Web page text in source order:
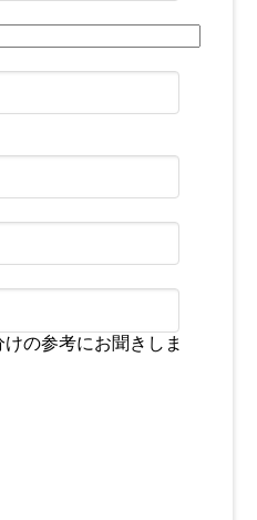
の参考にお聞きしま